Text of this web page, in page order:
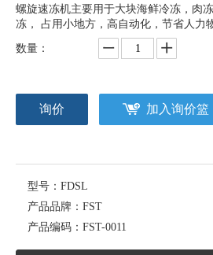
螺旋速冻机主要用于大块海鲜冷冻，肉
冻， 占用小地方，高自动化，节省人力
数量：
询价 加入询价篮
型号： FDSL
产品品牌： FST
产品编码： FST-0011